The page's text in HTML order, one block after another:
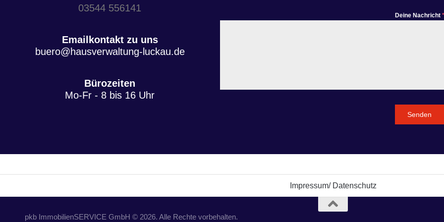
03544 556141
Emailkontakt zu uns
buero@hausverwaltung-luckau.de
Bürozeiten
Mo-Fr - 8 bis 16 Uhr
Deine Nachricht *
Senden
Impressum/ Datenschutz
pkb ImmobilienSERVICE GmbH © 2026. Alle Rechte vorbehalten.